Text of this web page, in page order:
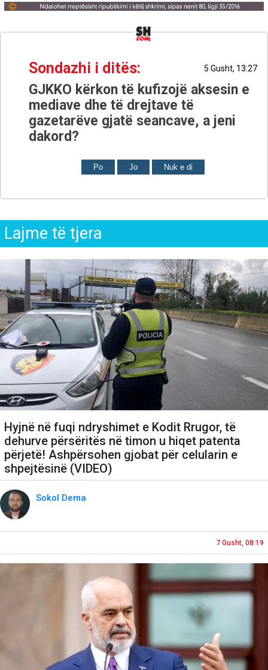
Sondazhi i ditës: 5 Gusht, 13:27
GJKKO kërkon të kufizojë aksesin e
mediave dhe të drejtave të
gazetarëve gjatë seancave, a jeni
dakord?
Po Jo Nuk e di
Lajme të tjera
Hyjnë në fuqi ndryshimet e Kodit Rrugor, të
dehurve përsëritës në timon u hiqet patenta
përjetë! Ashpërsohen gjobat për celularin e
shpejtësinë (VIDEO)
Sokol Dema
7 Gusht, 08:19